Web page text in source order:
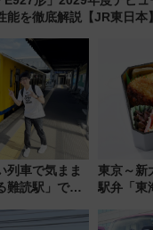
能を徹底解説【JR東日本】
列車で気まま
難読駅」で幸
旅」279回目
東京～新
駅弁「東